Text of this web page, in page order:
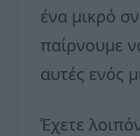
ένα μικρό
παίρνουμε
αυτές ενός
Έχετε